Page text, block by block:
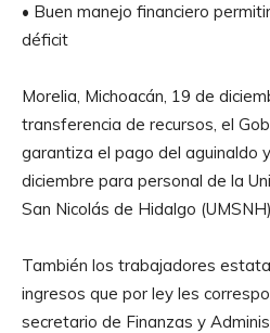
• Buen manejo financiero
déficit
Morelia, Michoacán, 19 de
transferencia de recursos, el
garantiza el pago del aguinaldo
diciembre para personal de la
San Nicolás de Hidalgo
También los trabajadores
ingresos que por ley les
secretario de Finanzas y